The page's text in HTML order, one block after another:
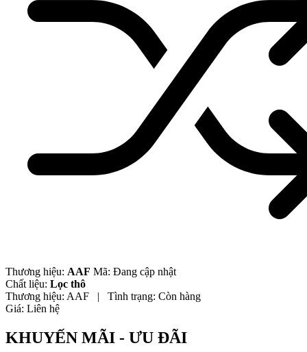
Thương hiệu: AAF Mã: Đang cập nhật
Chất liệu: Lọc thô
Thương hiệu: AAF | Tình trạng: Còn hàng
Giá: Liên hệ
KHUYẾN MÃI - ƯU ĐÃI